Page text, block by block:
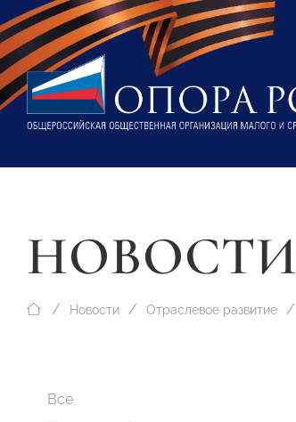
НОВОСТИ
Новости Отраслевое развитие
Все